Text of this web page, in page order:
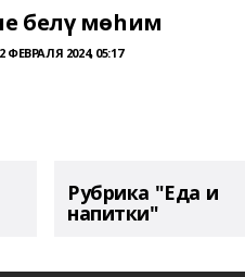
белү мөһим
ФЕВРАЛЯ 2024, 05:17
Рубрика "Еда и
напитки"